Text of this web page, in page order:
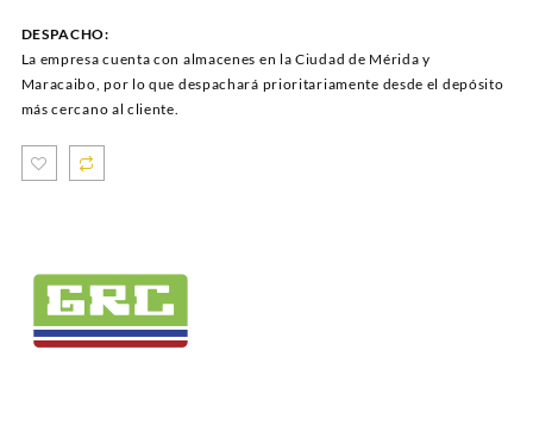
DESPACHO:
La empresa cuenta con almacenes en la Ciudad de Mérida y
Maracaibo, por lo que despachará prioritariamente desde el depósito
más cercano al cliente.